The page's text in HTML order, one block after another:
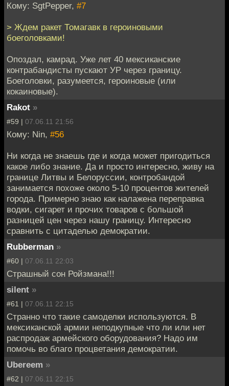
Кому: SgtPepper, #7
> Ждем ракет Томагавк в героиновыми
боеголовками!
Опоздал, камрад. Уже лет 40 мексиканские
контрабандисты пускают УР через границу.
Боеголовки, разумеется, героиновые (или
кокаиновые).
Rakot »
#59 | 07.06.11 21:56
Кому: Nin, #56
Ни когда не знаешь где и когда может пригодиться
какое либо знание. Да и просто интересно, живу на
границе Литвы и Белоруссии, контробандой
занимается похоже около 5-10 процентов жителей
города. Примерно знаю как налажена переправка
водки, сигарет и прочих товаров с большой
разницей цен через нашу границу. Интересно
сравнить с цитаделью демократии.
Rubberman »
#60 | 07.06.11 22:03
Страшный сон Ройзмана!!!
silent »
#61 | 07.06.11 22:15
Странно что такие самоделки используются. В
мексиканской армии неподкупные что ли или нет
распродаж армейского оборудования? Надо им
помочь во благо процветания демократии.
Ubereem »
#62 | 07.06.11 22:15